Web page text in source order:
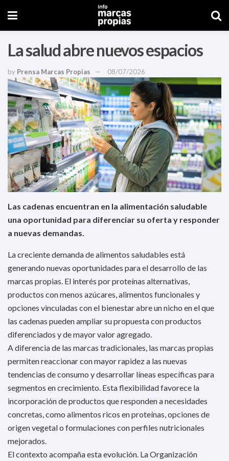
La salud abre nuevos espacios
by Prensa Marcas Propias 08/07/2026
Las cadenas encuentran en la alimentación saludable
una oportunidad para diferenciar su oferta y responder
a nuevas demandas.
La creciente demanda de alimentos saludables está
generando nuevas oportunidades para el desarrollo de las
marcas propias. El interés por proteínas alternativas,
productos con menos azúcares, alimentos funcionales y
opciones vinculadas con el bienestar abre un nicho en el que
las cadenas pueden ampliar su propuesta con productos
diferenciados y de mayor valor agregado.
A diferencia de las marcas tradicionales, las marcas propias
permiten reaccionar con mayor rapidez a las nuevas
tendencias de consumo y desarrollar líneas específicas para
segmentos en crecimiento. Esta flexibilidad favorece la
incorporación de productos que responden a necesidades
concretas, como alimentos ricos en proteínas, opciones de
origen vegetal o formulaciones con perfiles nutricionales
mejorados.
El contexto acompaña esta evolución. La Organización